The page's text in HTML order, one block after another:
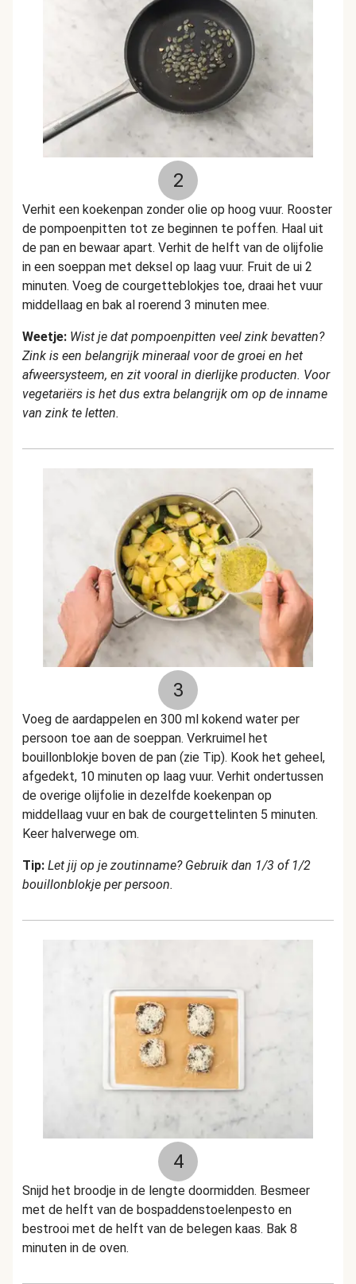
2
Verhit een koekenpan zonder olie op hoog vuur. Rooster
de pompoenpitten tot ze beginnen te poffen. Haal uit
de pan en bewaar apart. Verhit de helft van de olijfolie
in een soeppan met deksel op laag vuur. Fruit de ui 2
minuten. Voeg de courgetteblokjes toe, draai het vuur
middellaag en bak al roerend 3 minuten mee.
Weetje: Wist je dat pompoenpitten veel zink bevatten?
Zink is een belangrijk mineraal voor de groei en het
afweersysteem, en zit vooral in dierlijke producten. Voor
vegetariërs is het dus extra belangrijk om op de inname
van zink te letten.
3
Voeg de aardappelen en 300 ml kokend water per
persoon toe aan de soeppan. Verkruimel het
bouillonblokje boven de pan (zie Tip). Kook het geheel,
afgedekt, 10 minuten op laag vuur. Verhit ondertussen
de overige olijfolie in dezelfde koekenpan op
middellaag vuur en bak de courgettelinten 5 minuten.
Keer halverwege om.
Tip: Let jij op je zoutinname? Gebruik dan 1/3 of 1/2
bouillonblokje per persoon.
4
Snijd het broodje in de lengte doormidden. Besmeer
met de helft van de bospaddenstoelenpesto en
bestrooi met de helft van de belegen kaas. Bak 8
minuten in de oven.